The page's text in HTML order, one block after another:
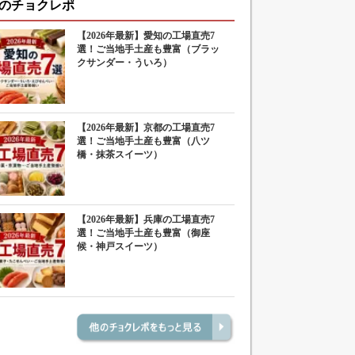
チョクレポ
【2026年最新】愛知の工場直売7
選！ご当地手土産も豊富（ブラッ
クサンダー・ういろ）
【2026年最新】京都の工場直売7
選！ご当地手土産も豊富（八ツ
橋・抹茶スイーツ）
【2026年最新】兵庫の工場直売7
選！ご当地手土産も豊富（御座
候・神戸スイーツ）